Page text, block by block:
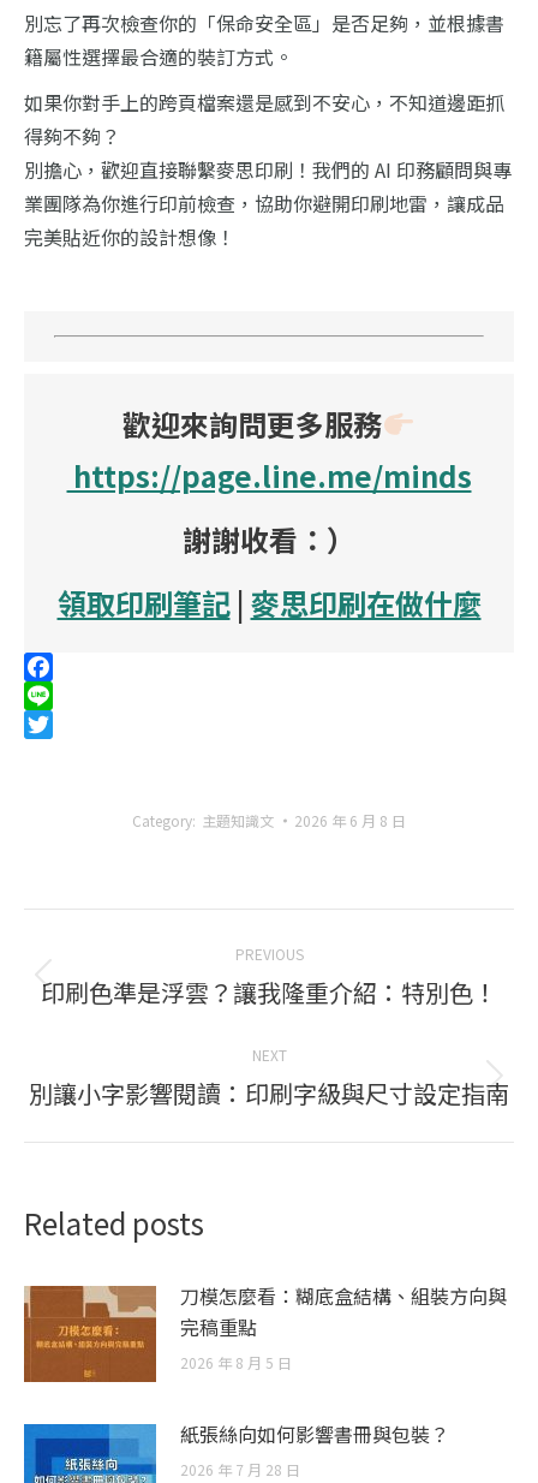
別忘了再次檢查你的「保命安全區」是否足夠，並根據書
籍屬性選擇最合適的裝訂方式。
如果你對手上的跨頁檔案還是感到不安心，不知道邊距抓
得夠不夠？
別擔心，歡迎直接聯繫麥思印刷！我們的 AI 印務顧問與專
業團隊為你進行印前檢查，協助你避開印刷地雷，讓成品
完美貼近你的設計想像！
歡迎來詢問更多服務
https://page.line.me/minds
謝謝收看：）
領取印刷筆記| 麥思印刷在做什麼
Facebook
Line
Category: 主題知識文 2026 年 6 月 8 日
navigation
PREVIOUS
Previous
印刷色準是浮雲？讓我隆重介紹：特別色！
NEXT
Next
別讓小字影響閱讀：印刷字級與尺寸設定指南
Related posts
刀模怎麼看：糊底盒結構、組裝方向與
完稿重點
2026 年 8 月 5 日
紙張絲向如何影響書冊與包裝？
2026 年 7 月 28 日